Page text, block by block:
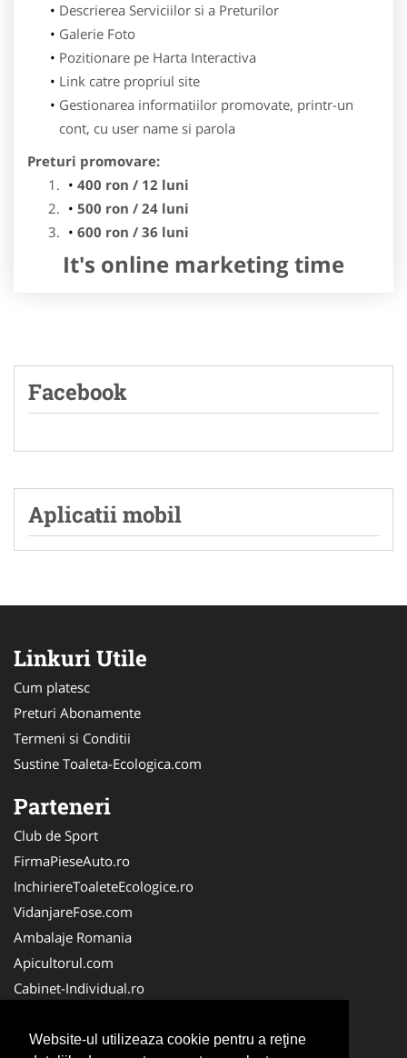
Website-ul utilizeaza cookie pentru a reţine
Descrierea Serviciilor si a Preturilor
Galerie Foto
Pozitionare pe Harta Interactiva
Link catre propriul site
Gestionarea informatiilor promovate, printr-un
cont, cu user name si parola
Preturi promovare:
400 ron / 12 luni
500 ron / 24 luni
600 ron / 36 luni
It's online marketing time
Facebook
Aplicatii mobil
Linkuri Utile
Cum platesc
Preturi Abonamente
Termeni si Conditii
Sustine Toaleta-Ecologica.com
Parteneri
Club de Sport
FirmaPieseAuto.ro
InchiriereToaleteEcologice.ro
VidanjareFose.com
Ambalaje Romania
Apicultorul.com
Cabinet-Individual.ro
ConstructiiHaleMetalice.ro